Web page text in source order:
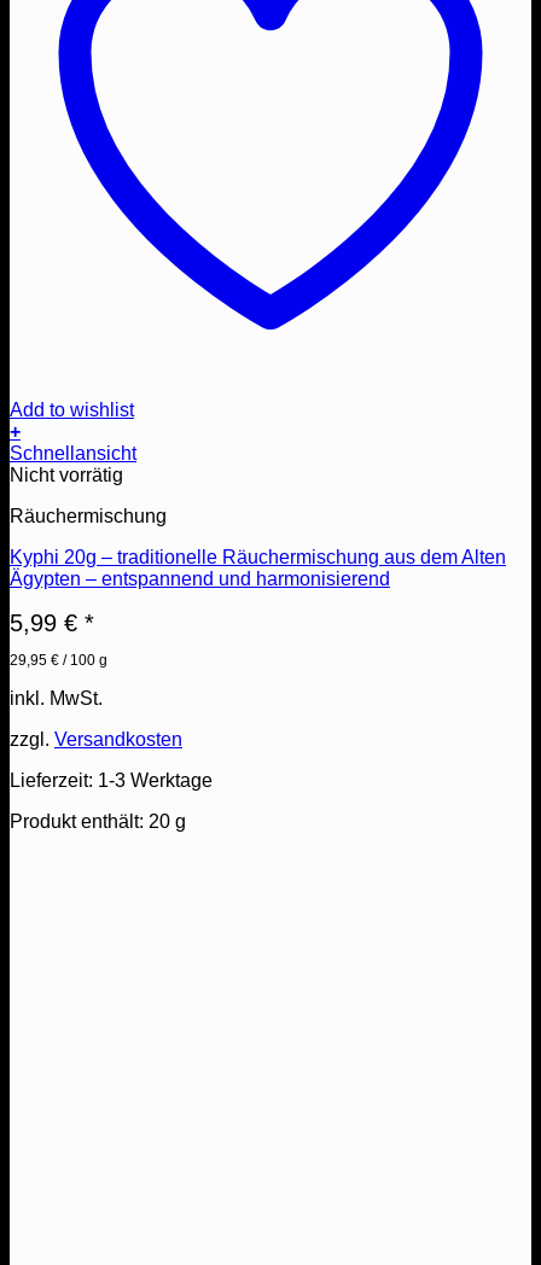
Add to wishlist
+
Schnellansicht
Nicht vorrätig
Räuchermischung
Kyphi 20g – traditionelle Räuchermischung aus dem Alten
Ägypten – entspannend und harmonisierend
5,99 € *
29,95 € / 100 g
inkl. MwSt.
zzgl. Versandkosten
Lieferzeit: 1-3 Werktage
Produkt enthält: 20 g